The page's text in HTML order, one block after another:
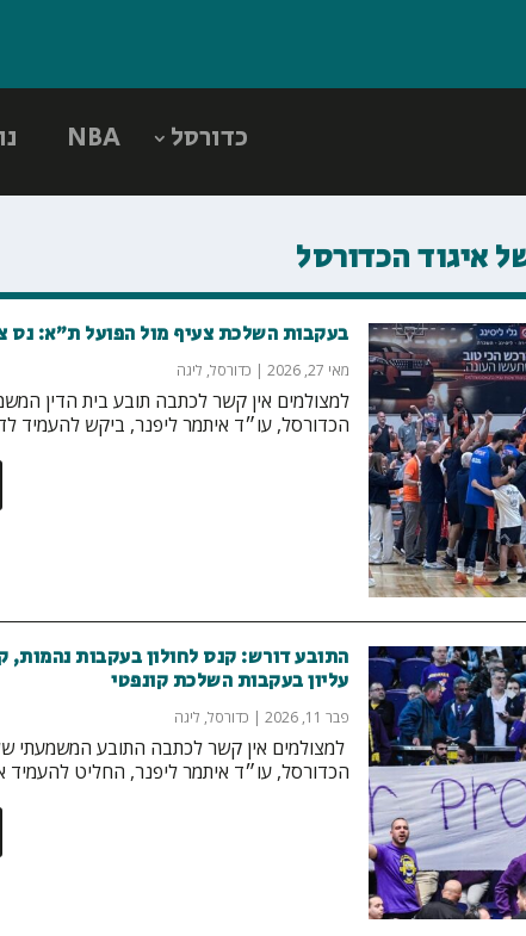
כדורסל NBA
איגוד הכדורסל
בעקבות השלכת צעיף מול הפועל ת״א: נס
מאי 27, 2026 | כדורסל, ליגה
למצולמים אין קשר לכתבה תובע בית הדין
הכדורסל, עו״ד איתמר ליפנר, ביקש להעמיד
התובע דורש: קנס לחולון בעקבות נהמות,
עליון בעקבות השלכת קונפטי
פבר 11, 2026 | כדורסל, ליגה
למצולמים אין קשר לכתבה התובע המשמעתי
הכדורסל, עו״ד איתמר ליפנר, החליט להעמיד